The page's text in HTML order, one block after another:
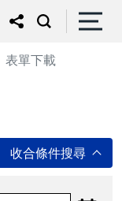
表單下載